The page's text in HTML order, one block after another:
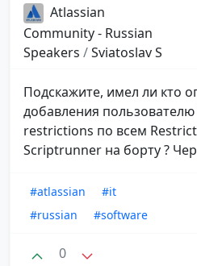
Atlassian
Community - Russian
Speakers /Sviatoslav S
Подскажите, имел ли кто
добавления
restrictions по всем
Scriptrunner на борту ?
#atlassian
#it
#russian
#software
0